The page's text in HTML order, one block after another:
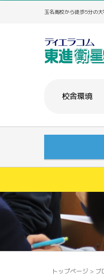
玉名高校から徒歩5分の
校舎環境
トップページ > ブ